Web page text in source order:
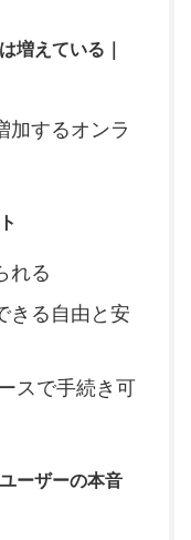
増えている｜
加するオンラ
れる
きる自由と安
スで手続き可
ーザーの本音